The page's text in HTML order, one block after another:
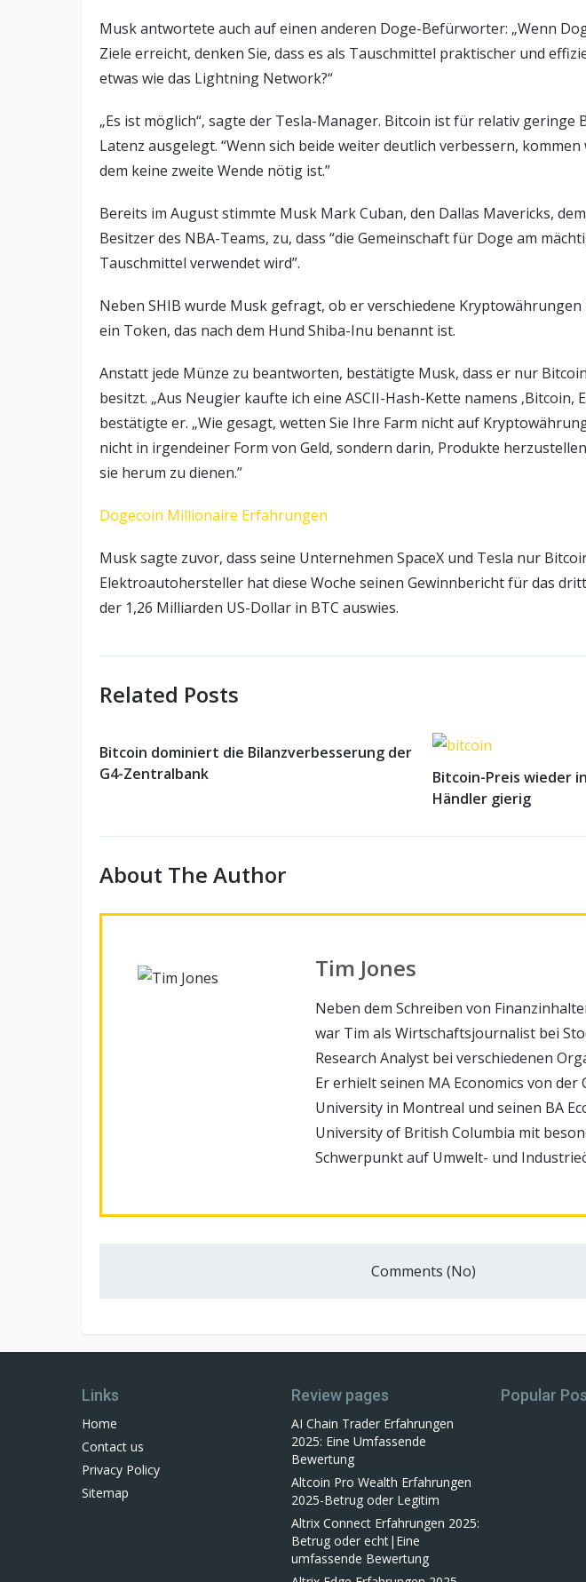
Musk antwortete auch auf einen anderen Doge-Befürworter: „Wenn
Ziele erreicht, denken Sie, dass es als Tauschmittel praktischer und
etwas wie das Lightning Network?“
„Es ist möglich“, sagte der Tesla-Manager. Bitcoin ist für relativ geringe
Latenz ausgelegt. “Wenn sich beide weiter deutlich verbessern,
dem keine zweite Wende nötig ist.”
Bereits im August stimmte Musk Mark Cuban, den Dallas Mavericks,
Besitzer des NBA-Teams, zu, dass “die Gemeinschaft für Doge am
Tauschmittel verwendet wird”.
Neben SHIB wurde Musk gefragt, ob er verschiedene Kryptowährungen
ein Token, das nach dem Hund Shiba-Inu benannt ist.
Anstatt jede Münze zu beantworten, bestätigte Musk, dass er nur
besitzt. „Aus Neugier kaufte ich eine ASCII-Hash-Kette namens ‚Bitcoin,
bestätigte er. „Wie gesagt, wetten Sie Ihre Farm nicht auf
nicht in irgendeiner Form von Geld, sondern darin, Produkte
sie herum zu dienen.”
Dogecoin Millionaire Erfahrungen
Musk sagte zuvor, dass seine Unternehmen SpaceX und Tesla nur
Elektroautohersteller hat diese Woche seinen Gewinnbericht für das
der 1,26 Milliarden US-Dollar in BTC auswies.
Related Posts
Bitcoin dominiert die Bilanzverbesserung der
G4-Zentralbank
Bitcoin-Preis wieder
Händler gierig
About The Author
Tim Jones
Neben dem Schreiben von
war Tim als Wirtschaftsjournalist bei
Research Analyst bei verschiedenen
Er erhielt seinen MA Economics von der
University in Montreal und seinen BA
University of British Columbia mit
Schwerpunkt auf Umwelt- und
Comments (No)
Links
Home
Contact us
Privacy Policy
Sitemap
Review pages
AI Chain Trader Erfahrungen
2025: Eine Umfassende
Bewertung
Altcoin Pro Wealth Erfahrungen
2025-Betrug oder Legitim
Altrix Connect Erfahrungen 2025:
Betrug oder echt|Eine
umfassende Bewertung
Popular